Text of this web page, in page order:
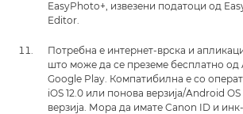
EasyPhoto+, извезени податоци од
Editor.
Потребна е интернет-врска и
што може да се преземе бесплатно од
Google Play. Компатибилна е со
iOS 12.0 или понова верзија/Android
верзија. Мора да имате Canon ID и